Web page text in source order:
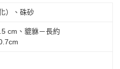
）、硃砂
cm、貔貅－長約